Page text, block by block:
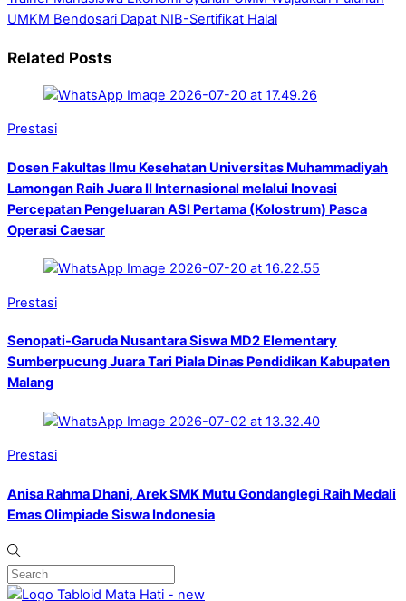
UMKM Bendosari Dapat NIB-Sertifikat Halal
Related Posts
Prestasi
Dosen Fakultas Ilmu Kesehatan Universitas Muhammadiyah
Lamongan Raih Juara II Internasional melalui Inovasi
Percepatan Pengeluaran ASI Pertama (Kolostrum) Pasca
Operasi Caesar
Prestasi
Senopati-Garuda Nusantara Siswa MD2 Elementary
Sumberpucung Juara Tari Piala Dinas Pendidikan Kabupaten
Malang
Prestasi
Anisa Rahma Dhani, Arek SMK Mutu Gondanglegi Raih Medali
Emas Olimpiade Siswa Indonesia